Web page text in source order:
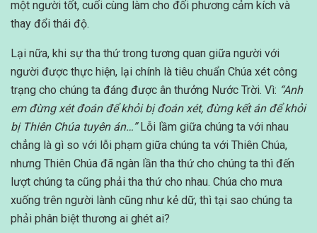
một người tốt, cuối cùng làm cho đối phương cảm kích và
thay đổi thái độ.
Lại nữa, khi sự tha thứ trong tương quan giữa người với
người được thực hiện, lại chính là tiêu chuẩn Chúa xét công
trạng cho chúng ta đáng được ân thưởng Nước Trời. Vì: “Anh
em đừng xét đoán để khỏi bị đoán xét, đừng kết án để khỏi
bị Thiên Chúa tuyên án…”Lỗi lầm giữa chúng ta với nhau
chẳng là gì so với lỗi phạm giữa chúng ta với Thiên Chúa,
nhưng Thiên Chúa đã ngàn lần tha thứ cho chúng ta thì đến
lượt chúng ta cũng phải tha thứ cho nhau. Chúa cho mưa
xuống trên người lành cũng như kẻ dữ, thì tại sao chúng ta
phải phân biệt thương ai ghét ai?